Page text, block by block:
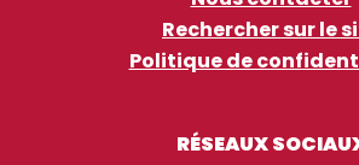
Rechercher sur le
Politique de
RÉSEAUX